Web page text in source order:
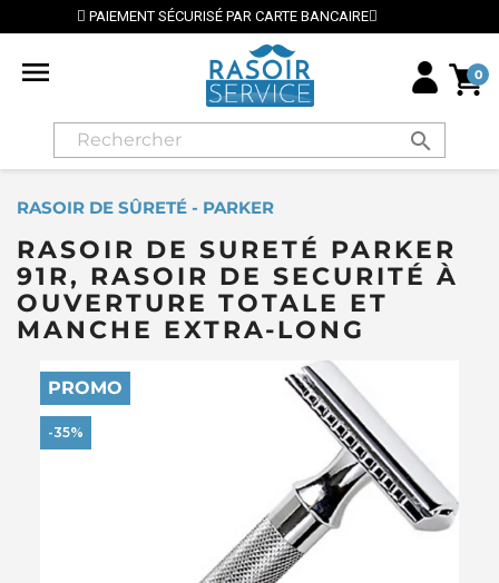
⭐ LIVRAISON GRATUITE EN FRANCE MÉTROPOLITAINE
 0
search
RASOIR DE SÛRETÉ - PARKER
RASOIR DE SURETÉ PARKER
91R, RASOIR DE SECURITÉ À
OUVERTURE TOTALE ET
MANCHE EXTRA-LONG
PROMO
-35%